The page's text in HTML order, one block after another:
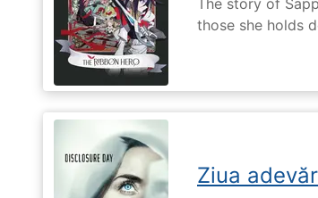
those she holds
Ziua